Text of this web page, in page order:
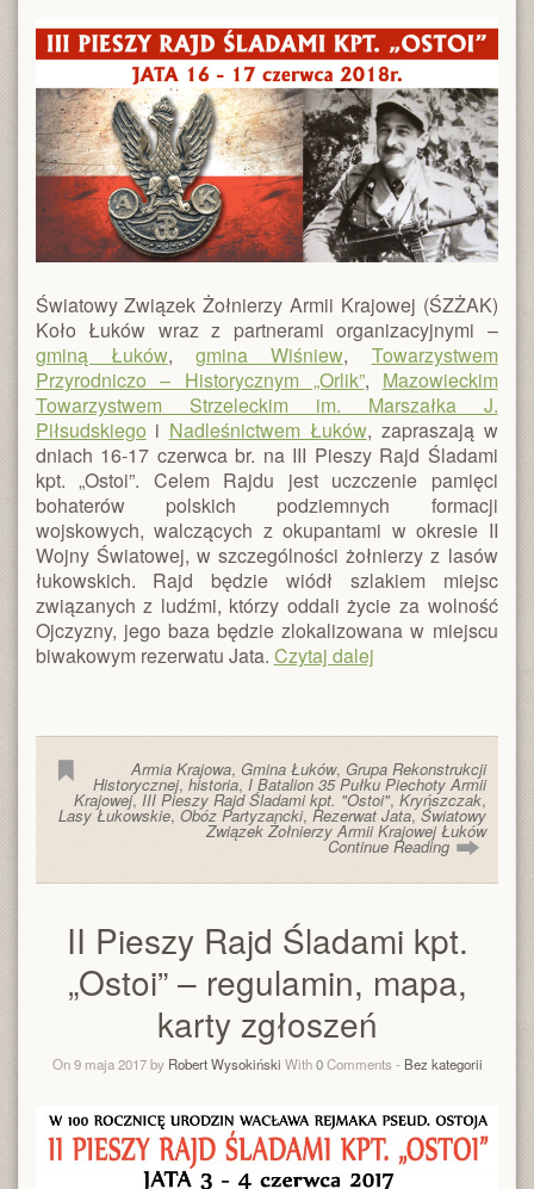
Światowy Związek Żołnierzy Armii Krajowej (ŚZŻAK)
Koło Łuków wraz z partnerami organizacyjnymi –
gminą Łuków, gmina Wiśniew, Towarzystwem
Przyrodniczo – Historycznym „Orlik”, Mazowieckim
Towarzystwem Strzeleckim im. Marszałka J.
Piłsudskiego i Nadleśnictwem Łuków, zapraszają w
dniach 16-17 czerwca br. na III Pieszy Rajd Śladami
kpt. „Ostoi”. Celem Rajdu jest uczczenie pamięci
bohaterów polskich podziemnych formacji
wojskowych, walczących z okupantami w okresie II
Wojny Światowej, w szczególności żołnierzy z lasów
łukowskich. Rajd będzie wiódł szlakiem miejsc
związanych z ludźmi, którzy oddali życie za wolność
Ojczyzny, jego baza będzie zlokalizowana w miejscu
biwakowym rezerwatu Jata. Czytaj dalej
Armia Krajowa,Gmina Łuków,Grupa Rekonstrukcji
Historycznej,historia, I Batalion 35 Pułku Piechoty Armii
Krajowej, III Pieszy Rajd Śladami kpt. "Ostoi",Kryńszczak,
Lasy Łukowskie,Obóz Partyzancki, Rezerwat Jata,Światowy
Związek Żołnierzy Armii Krajowej Łuków
Continue Reading
II Pieszy Rajd Śladami kpt.
„Ostoi” – regulamin, mapa,
karty zgłoszeń
On 9 maja 2017 by Robert Wysokiński With0Comments - Bez kategorii